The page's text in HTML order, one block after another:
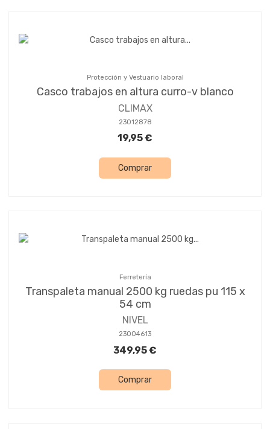
Protección y Vestuario laboral
Casco trabajos en altura curro-v blanco
CLIMAX
23012878
19,95 €
Comprar
Ferretería
Transpaleta manual 2500 kg ruedas pu 115 x
54 cm
NIVEL
23004613
349,95 €
Comprar